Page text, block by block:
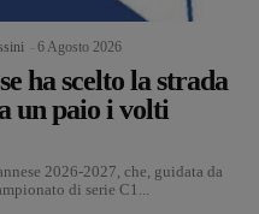
6 Agosto 2026
ha scelto la strada
un paio i volti
2026-2027, che, guidata da
di serie C1...